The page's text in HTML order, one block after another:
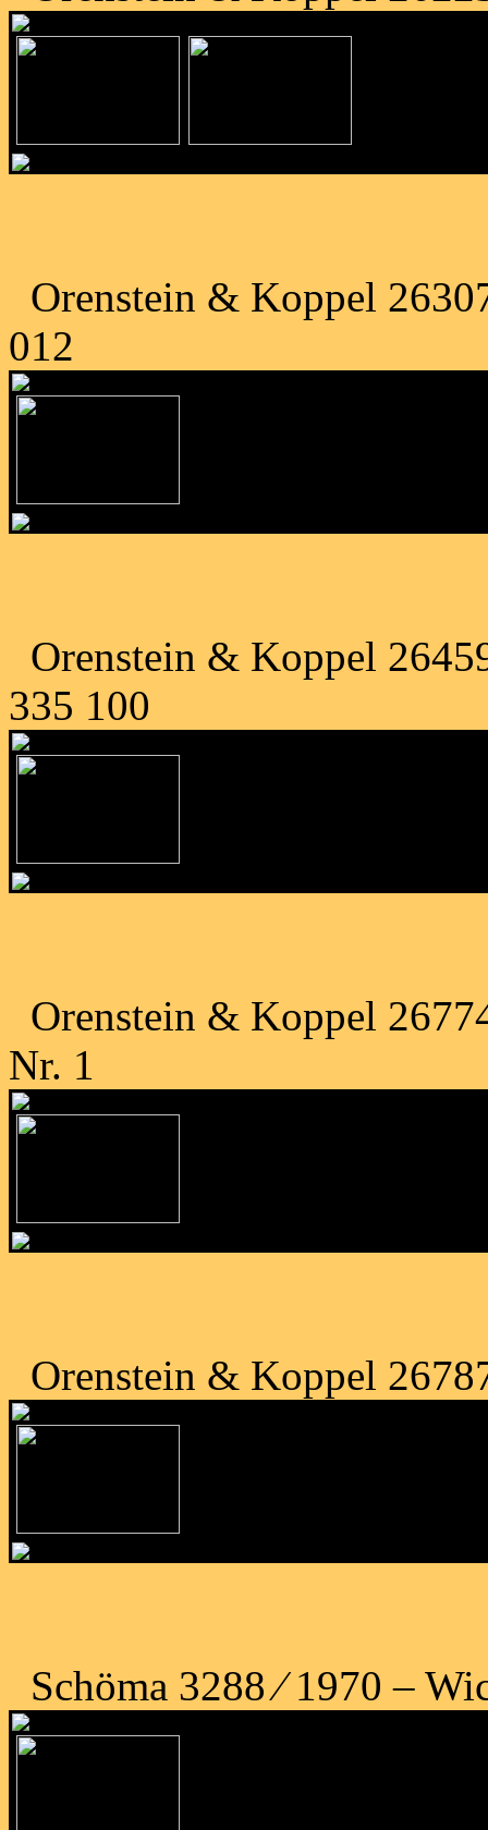
Orenstein & Koppel
012
Orenstein & Koppel
335 100
Orenstein & Koppel
Nr. 1
Orenstein & Koppel
Schöma 3288 ⁄ 1970 –